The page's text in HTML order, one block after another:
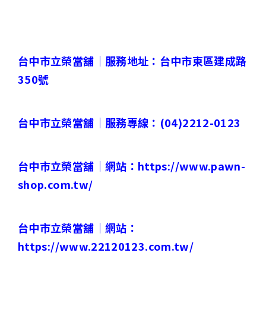
台中市立榮當舖｜ 服務地址：台中市東區建成路
350號
台中市立榮當舖｜ 服務專線： (04)2212-0123
台中市立榮當舖｜ 網站： https://www.pawn-
shop.com.tw/
台中市立榮當舖｜ 網站：
https://www.22120123.com.tw/